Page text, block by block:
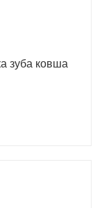
зуба ковша